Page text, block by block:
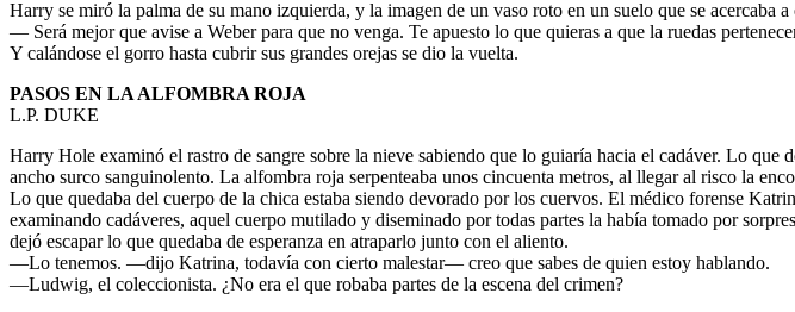
Harry se miró la palma de su mano izquierda, y la imagen de un vaso roto en un suelo que se acercaba
— Será mejor que avise a Weber para que no venga. Te apuesto lo que quieras a que la ruedas
Y calándose el gorro hasta cubrir sus grandes orejas se dio la vuelta.
PASOS EN LA ALFOMBRA ROJA
L.P. DUKE
Harry Hole examinó el rastro de sangre sobre la nieve sabiendo que lo guiaría hacia el cadáver. Lo
ancho surco sanguinolento. La alfombra roja serpenteaba unos cincuenta metros, al llegar al risco la
Lo que quedaba del cuerpo de la chica estaba siendo devorado por los cuervos. El médico forense
examinando cadáveres, aquel cuerpo mutilado y diseminado por todas partes la había tomado por
dejó escapar lo que quedaba de esperanza en atraparlo junto con el aliento.
—Lo tenemos. —dijo Katrina, todavía con cierto malestar— creo que sabes de quien estoy hablando.
—Ludwig, el coleccionista. ¿No era el que robaba partes de la escena del crimen?